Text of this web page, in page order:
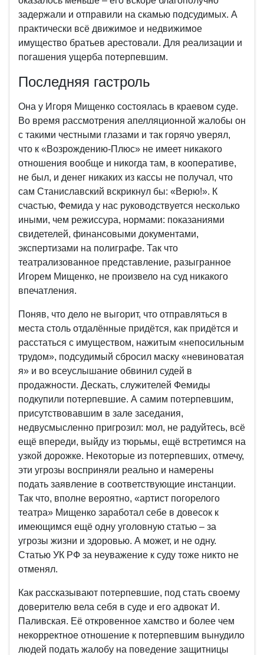
задержали и отправили на скамью подсудимых. А
практически всё движимое и недвижимое
имущество братьев арестовали. Для реализации и
погашения ущерба потерпевшим.
Последняя гастроль
Она у Игоря Мищенко состоялась в краевом суде.
Во время рассмотрения апелляционной жалобы он
с такими честными глазами и так горячо уверял,
что к «Возрождению-Плюс» не имеет никакого
отношения вообще и никогда там, в кооперативе,
не был, и денег никаких из кассы не получал, что
сам Станиславский вскрикнул бы: «Верю!». К
счастью, Фемида у нас руководствуется несколько
иными, чем режиссура, нормами: показаниями
свидетелей, финансовыми документами,
экспертизами на полиграфе. Так что
театрализованное представление, разыгранное
Игорем Мищенко, не произвело на суд никакого
впечатления.
Поняв, что дело не выгорит, что отправляться в
места столь отдалённые придётся, как придётся и
расстаться с имуществом, нажитым «непосильным
трудом», подсудимый сбросил маску «невиноватая
я» и во всеуслышание обвинил судей в
продажности. Дескать, служителей Фемиды
подкупили потерпевшие. А самим потерпевшим,
присутствовавшим в зале заседания,
недвусмысленно пригрозил: мол, не радуйтесь, всё
ещё впереди, выйду из тюрьмы, ещё встретимся на
узкой дорожке. Некоторые из потерпевших, отмечу,
эти угрозы восприняли реально и намерены
подать заявление в соответствующие инстанции.
Так что, вполне вероятно, «артист погорелого
театра» Мищенко заработал себе в довесок к
имеющимся ещё одну уголовную статью – за
угрозы жизни и здоровью. А может, и не одну.
Статью УК РФ за неуважение к суду тоже никто не
отменял.
Как рассказывают потерпевшие, под стать своему
доверителю вела себя в суде и его адвокат И.
Паливская. Её откровенное хамство и более чем
некорректное отношение к потерпевшим вынудило
людей подать жалобу на поведение защитницы